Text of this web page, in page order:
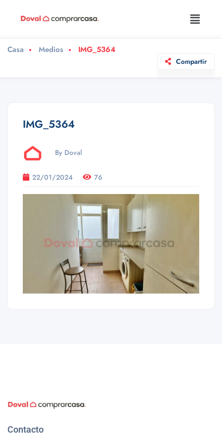
Casa Medios IMG_5364
Compartir
IMG_5364
By Doval
22/01/2024 76
Contacto